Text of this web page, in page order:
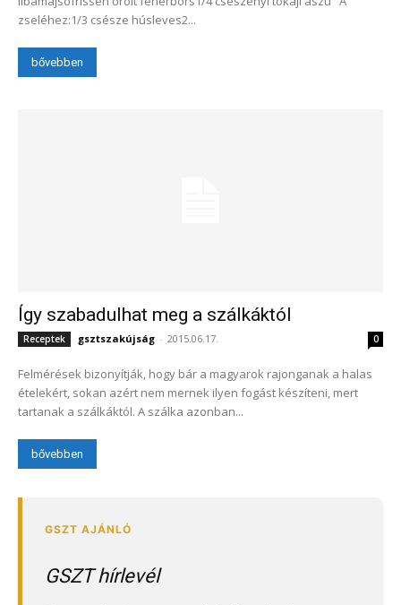
zseléhez:1/3 csésze húsleves2...
bővebben
Így szabadulhat meg a szálkáktól
Receptek gsztszakújság - 2015.06.17. 0
Felmérések bizonyítják, hogy bár a magyarok rajonganak a halas
ételekért, sokan azért nem mernek ilyen fogást készíteni, mert
tartanak a szálkáktól. A szálka azonban...
bővebben
GSZT hírlevél